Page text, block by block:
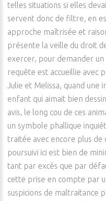
telles situations si elles
servent donc de filtre, en
approche maîtrisée et
présente la veille du droit
exercer, pour demander un
requête est accueillie avec
Julie et Melissa, quand une
enfant qui aimait bien
avis, le long cou de ces
un symbole phallique
traitée avec encore plus de
poursuivi ici est bien de
tant par excès que par
cette prise en compte par
suspicions de maltraitance